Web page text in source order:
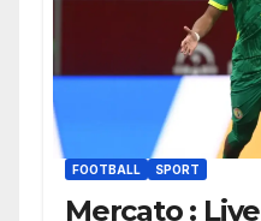
FOOTBALL SPORT
Mercato :